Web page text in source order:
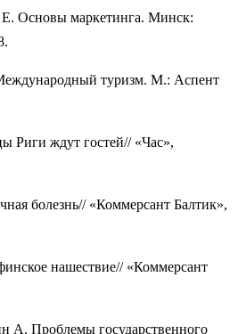
Основы маркетинга. Минск:
туризм. М.: Аспент
Риги ждут гостей// «Час»,
болезнь// «Коммерсант Балтик»,
нашествие// «Коммерсант
А. Проблемы государственного